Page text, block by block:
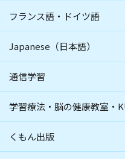
フランス語・ドイツ語
Japanese（日本語）
通信学習
学習療法・脳の健康教室・
くもん出版